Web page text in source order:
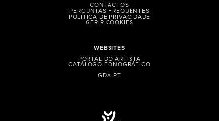
WEBSITES
PORTAL DO ARTISTA
CATÁLOGO FONOGRÁFICO
GDA.PT
CONTACTOS
PERGUNTAS FREQUENTES
POLÍTICA DE PRIVACIDADE
GERIR COOKIES